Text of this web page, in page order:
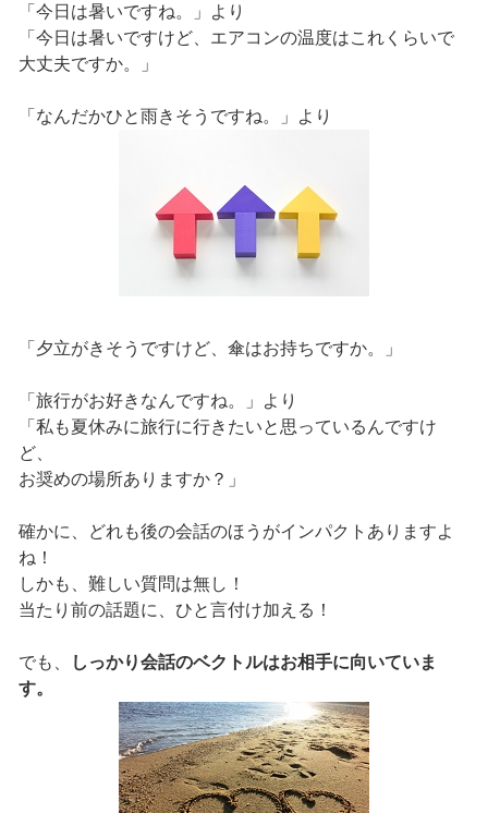
「今日は暑いですね。」より
「今日は暑いですけど、エアコンの温度はこれくらいで
大丈夫ですか。」
「なんだかひと雨きそうですね。」より
「夕立がきそうですけど、傘はお持ちですか。」
「旅行がお好きなんですね。」より
「私も夏休みに旅行に行きたいと思っているんですけ
ど、
お奨めの場所ありますか？」
確かに、どれも後の会話のほうがインパクトありますよ
ね！
しかも、難しい質問は無し！
当たり前の話題に、ひと言付け加える！
でも、
しっかり会話のベクトルはお相手に向いていま
す。